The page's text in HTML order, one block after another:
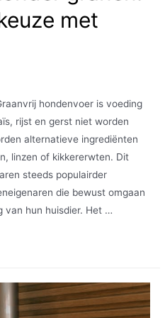
met
hondenvoer is voeding
rijst en gerst niet worden
alternatieve ingrediënten
linzen of kikkererwten. Dit
steeds populairder
die bewust omgaan
van hun huisdier. Het …